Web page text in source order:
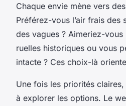
Chaque envie mène vers
Préférez-vous l’air frais des
des vagues ? Aimeriez-
ruelles historiques ou vous
intacte ? Ces choix-là
Une fois les priorités
à explorer les options. Le